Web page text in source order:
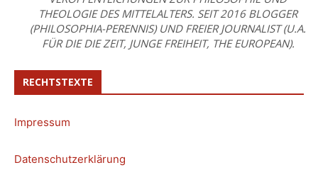
THEOLOGIE DES MITTELALTERS. SEIT 2016 BLOGGER
(PHILOSOPHIA-PERENNIS) UND FREIER JOURNALIST (U.A.
FÜR DIE DIE ZEIT, JUNGE FREIHEIT, THE EUROPEAN).
RECHTSTEXTE
Impressum
Datenschutzerklärung